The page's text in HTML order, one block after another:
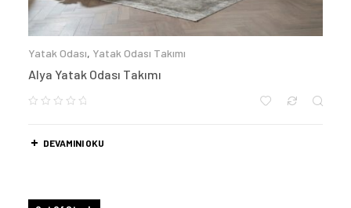
Yatak Odası, Yatak Odası Takımı
Alya Yatak Odası Takımı
DEVAMINI OKU